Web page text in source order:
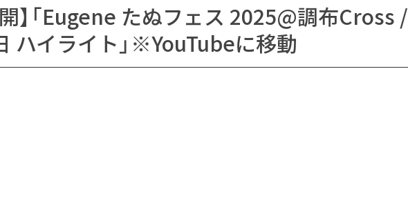
】「Eugene たぬフェス 2025@調布Cross /
ハイライト」※YouTubeに移動